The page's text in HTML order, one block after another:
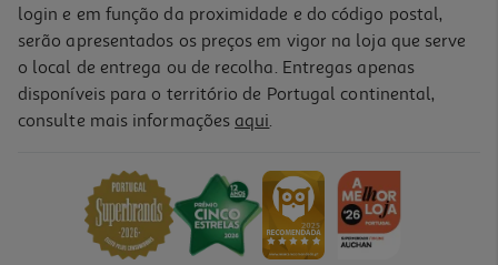
login e em função da proximidade e do código postal,
serão apresentados os preços em vigor na loja que serve
o local de entrega ou de recolha. Entregas apenas
disponíveis para o território de Portugal continental,
consulte mais informações aqui.